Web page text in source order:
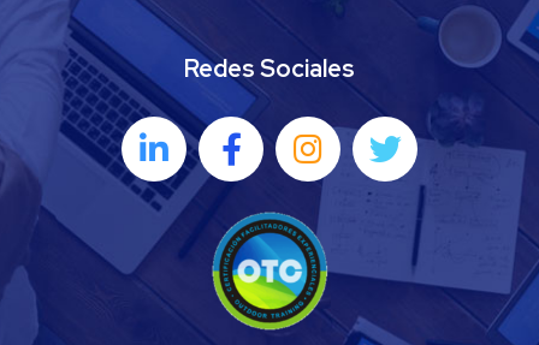
Redes Sociales